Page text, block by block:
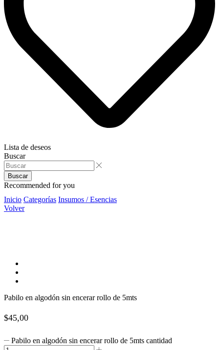
Lista de deseos
Buscar
Buscar
Recommended for you
Inicio Categorías Insumos / Esencias
Volver
Pabilo en algodón sin encerar rollo de 5mts
$45,00
Pabilo en algodón sin encerar rollo de 5mts cantidad